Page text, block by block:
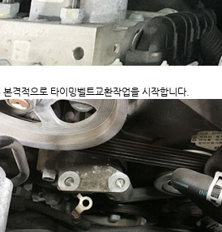
본격적으로 타이밍벨트교환작업을 시작합니다.